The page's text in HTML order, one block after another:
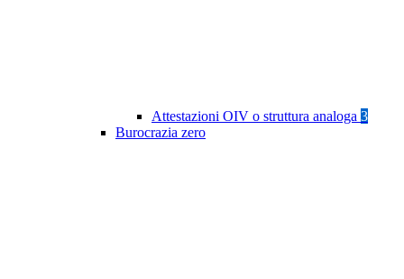
Attestazioni OIV o struttura analoga 3
Burocrazia zero